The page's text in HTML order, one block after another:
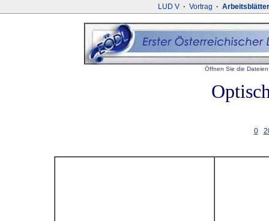
LUD V · Vortrag · Arbeitsblätter
Öffnen Sie die
0